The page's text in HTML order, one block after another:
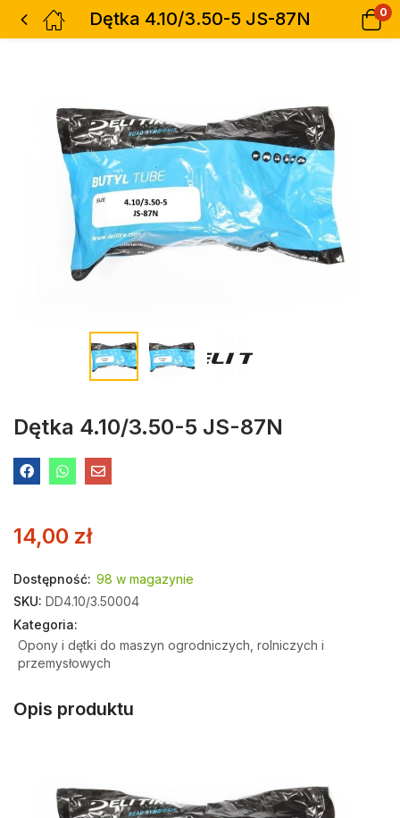
Dętka 4.10/3.50-5 JS-87N 0
Dętka 4.10/3.50-5 JS-87N
14,00 zł
Dostępność: 98 w magazynie
SKU: DD4.10/3.50004
Kategoria:
Opony i dętki do maszyn ogrodniczych, rolniczych i
przemysłowych
Opis produktu